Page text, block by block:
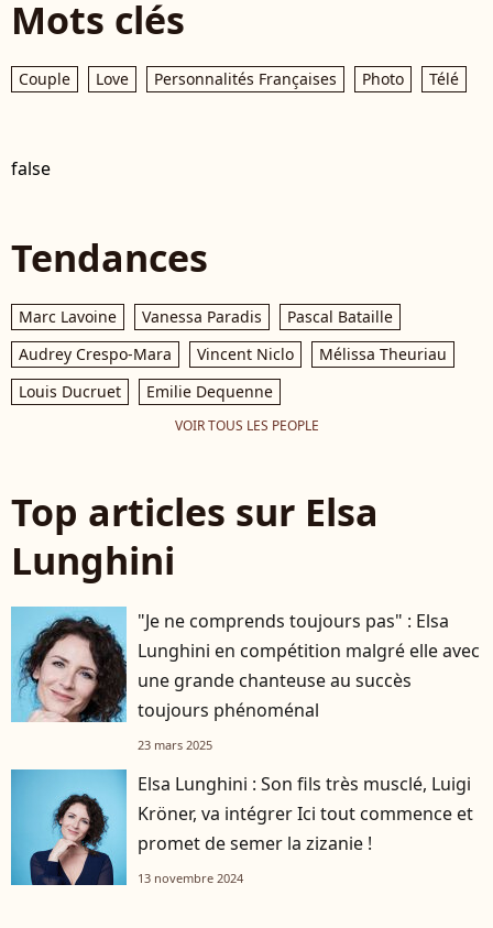
Mots clés
Couple Love Personnalités Françaises Photo Télé
false
Tendances
Marc Lavoine Vanessa Paradis
Pascal Bataille
Audrey Crespo-Mara
Vincent Niclo
Mélissa Theuriau
Louis Ducruet
Emilie Dequenne
VOIR TOUS LES PEOPLE
Top articles sur Elsa
Lunghini
"Je ne comprends toujours pas" : Elsa
Lunghini en compétition malgré elle avec
une grande chanteuse au succès
toujours phénoménal
23 mars 2025
Elsa Lunghini : Son fils très musclé, Luigi
Kröner, va intégrer Ici tout commence et
promet de semer la zizanie !
13 novembre 2024